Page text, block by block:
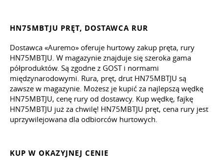
HN75MBTJU PRĘT, DOSTAWCA RUR
Dostawca «Auremo» oferuje hurtowy zakup pręta, rury
HN75MBTJU. W magazynie znajduje się szeroka gama
półproduktów. Są zgodne z GOST i normami
międzynarodowymi. Rura, pręt, drut HN75MBTJU są
zawsze w magazynie. Możesz je kupić za najlepszą wędkę
HN75MBTJU, cenę rury od dostawcy. Kup wędkę, fajkę
HN75MBTJU już za chwilę! HN75MBTJU pręt, cena rury jest
uprzywilejowana dla odbiorców hurtowych.
KUP W OKAZYJNEJ CENIE